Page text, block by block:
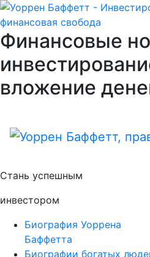
Финансовые
вложение
Стань успешным
инвестором
Биография Уоррена
Баффетта
Биографии богатых